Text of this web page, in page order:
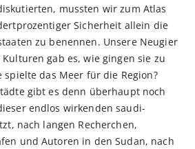
mussten wir zum Atlas
Sicherheit allein die
zu benennen. Unsere Neugier
gab es, wie gingen sie zu
spielte das Meer für die Region?
gibt es denn überhaupt noch
endlos wirkenden saudi-
nach langen Recherchen,
und Autoren in den Sudan, nach